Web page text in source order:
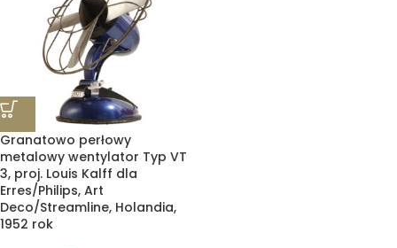
Granatowo perłowy
metalowy wentylator Typ VT
3, proj. Louis Kalff dla
Erres/Philips, Art
Deco/Streamline, Holandia,
1952 rok